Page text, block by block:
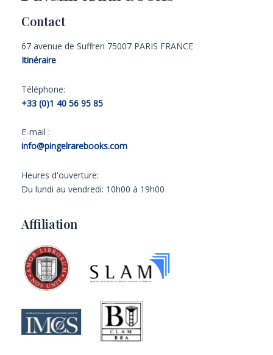
Contact
67 avenue de Suffren 75007 PARIS FRANCE
Itinéraire
Téléphone:
+33 (0)1 40 56 95 85
E-mail :
info@pingelrarebooks.com
Heures d'ouverture:
Du lundi au vendredi: 10h00 à 19h00
Affiliation